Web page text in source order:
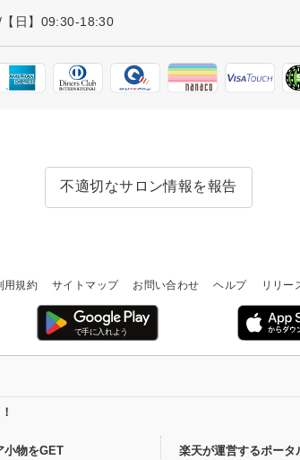
【日】09:30-18:30
不適切なサロン情報を報告
用規約 サイトマップ お問い合わせ ヘルプ リリー
小物をGET 楽天が運営するポータ